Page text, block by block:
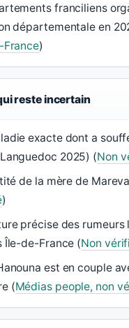
franciliens
départementale en
)
reste incertain
exacte dont a
2025) (Non
de la mère de
)
précise des rumeurs
Île-de-France (Non
est en couple
(Médias people, non